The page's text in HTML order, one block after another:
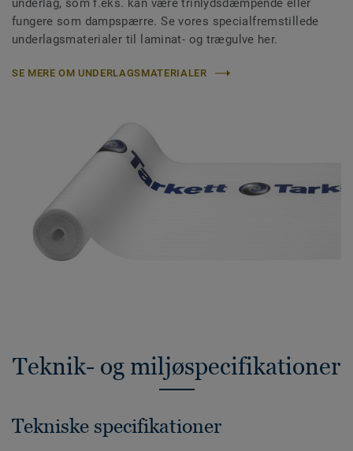
underlag, som f.eks. kan være trinlydsdæmpende eller
fungere som dampspærre. Se vores specialfremstillede
underlagsmaterialer til laminat- og trægulve her.
SE MERE OM UNDERLAGSMATERIALER
Teknik- og miljøspecifikationer
Tekniske specifikationer